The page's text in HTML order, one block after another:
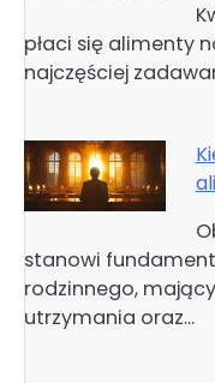
płaci się alimenty
najczęściej
stanowi
rodzinnego,
utrzymania oraz…